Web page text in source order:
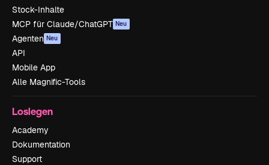
Stock-Inhalte
MCP für Claude/ChatGPT Neu
Agenten Neu
API
Mobile App
Alle Magnific-Tools
Loslegen
Academy
Dokumentation
Support